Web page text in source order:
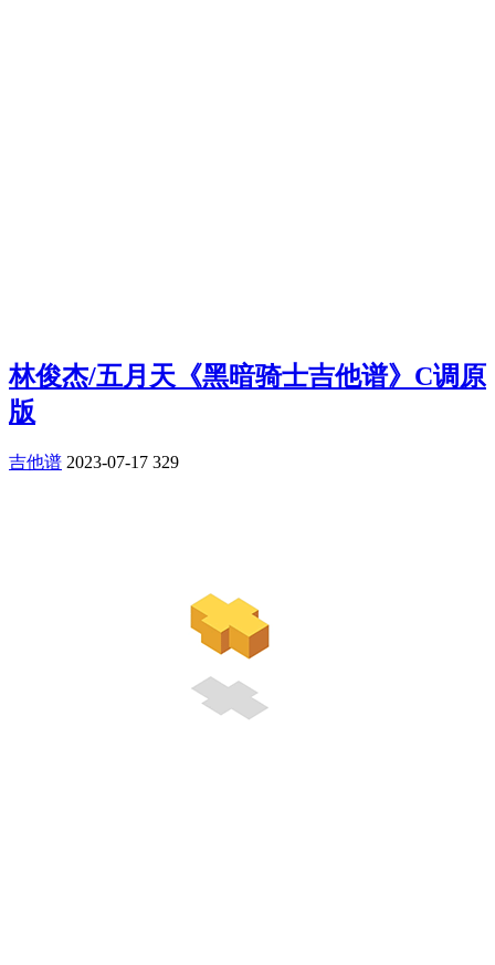
林俊杰/五月天《黑暗骑士吉他谱》C调原
版
吉他谱 2023-07-17 329